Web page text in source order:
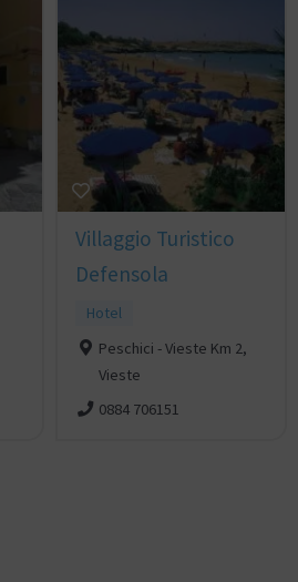
Villaggio Turistico
Defensola
Hotel
Peschici - Vieste Km 2,
Vieste
0884 706151